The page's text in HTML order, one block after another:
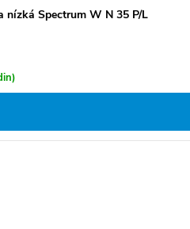
nízká Spectrum W N 35 P/L